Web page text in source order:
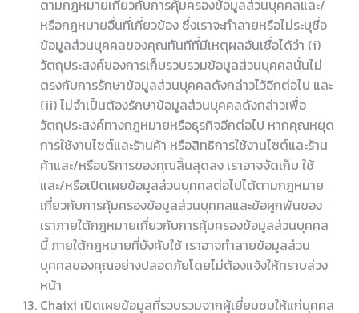
ตามกฎหมายเกี่ยวกับการคุ้มครองข้อมูลส่วนบุคคลและ/
หรือกฎหมายอื่นที่เกี่ยวข้อง ซึ่งเราจะทำลายหรือไม่ระบุชื่อ
ข้อมูลส่วนบุคคลของคุณทันทีที่มีเหตุผลอันเชื่อได้ว่า (i)
วัตถุประสงค์ของการเก็บรวบรวมข้อมูลส่วนบุคคลนั้นไม่
ตรงกับการรักษาข้อมูลส่วนบุคคลดังกล่าวไว้อีกต่อไป และ
(ii) ไม่จำเป็นต้องรักษาข้อมูลส่วนบุคคลดังกล่าวเพื่อ
วัตถุประสงค์ทางกฎหมายหรือธุรกิจอีกต่อไป หากคุณหยุด
การใช้งานไซต์และร้านค้า หรือสิทธิการใช้งานไซต์และร้าน
ค้าและ/หรือบริการของคุณสิ้นสุดลง เราอาจจัดเก็บ ใช้
และ/หรือเปิดเผยข้อมูลส่วนบุคคลต่อไปได้ตามกฎหมาย
เกี่ยวกับการคุ้มครองข้อมูลส่วนบุคคลและข้อผูกพันของ
เราภายใต้กฎหมายเกี่ยวกับการคุ้มครองข้อมูลส่วนบุคคล
นี้ ภายใต้กฎหมายที่บังคับใช้ เราอาจทำลายข้อมูลส่วน
บุคคลของคุณอย่างปลอดภัยโดยไม่ต้องแจ้งให้ทราบล่วง
หน้า
Chaixi เปิดเผยข้อมูลที่รวบรวมจากผู้เยี่ยมชมให้แก่บุคคล